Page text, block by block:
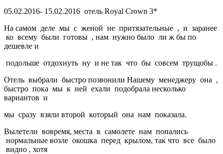
05.02.2016- 15.02.2016 отель Royal Crown 3*
На самом деле мы с женой не притязательные , и заранее
ко всему были готовы , нам нужно было ли ж бы по
дешевле и
подольше отдохнуть ну и не так что бы совсем трущобы .
Отель выбрали быстро позвонили Нашему менеджеру она ,
быстро пока мы к ней ехали подобрала несколько
вариантов и
мы сразу взяли второй который она нам показала.
Вылетели вовремя, места в самолете нам попались
нормальные возле окошка перед крылом, так что все было
видно , хотя